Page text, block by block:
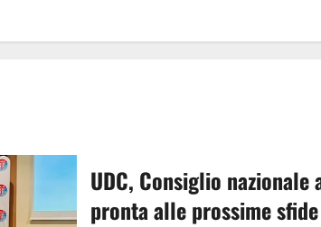
UDC, Consiglio nazionale
pronta alle prossime sfide